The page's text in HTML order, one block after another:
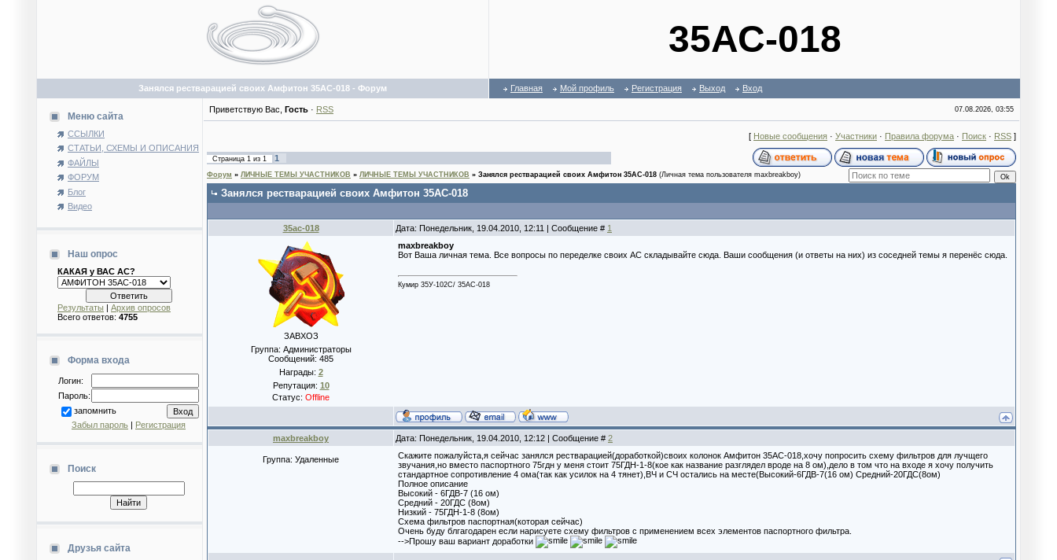
35АС-018
Занялся рестварацией своих Амфитон 35АС-018 - Форум Главная Мой профиль Регистрация Выход Вход
Меню сайта
ССЫЛКИ
СТАТЬИ, СХЕМЫ И ОПИСАНИЯ
ФАЙЛЫ
ФОРУМ
Блог
Видео
Наш опрос
КАКАЯ у ВАС АС?
Результаты | Архив опросов
Всего ответов: 4755
Форма входа
Логин:
Пароль:
запомнить
Забыл пароль | Регистрация
Поиск
Друзья сайта
Приветствую Вас Гость · RSS 07.08.2026, 03:55
[ Новые сообщения · Участники · Правила форума · Поиск · RSS ]
Страница 1 из 1 1
Форум » ЛИЧНЫЕ ТЕМЫ УЧАСТНИКОВ » ЛИЧНЫЕ ТЕМЫ УЧАСТНИКОВ » Занялся рестварацией своих Амфитон 35АС-018 (Личная тема пользователя maxbreakboy)
Занялся рестварацией своих Амфитон 35АС-018
35ac-018 Дата: Понедельник, 19.04.2010, 12:11 | Сообщение # 1
ЗАВХОЗ
Группа: Администраторы
Сообщений: 485
Награды: 2
Репутация: 10
Статус: Offline
maxbreakboy
Вот Ваша личная тема. Все вопросы по переделке своих АС складывайте сюда. Ваши сообщения (и ответы на них) из соседней темы я перенёс сюда.
Кумир 35У-102С/ 35АС-018
maxbreakboy Дата: Понедельник, 19.04.2010, 12:12 | Сообщение # 2
Группа: Удаленные
Скажите пожалуйста,я сейчас занялся рестварацией(доработкой)своих колонок Амфитон 35АС-018,хочу попросить схему фильтров для лучщего
звучания,но вместо паспортного 75гдн у меня стоит 75ГДН-1-8(кое как название разглядел вроде на 8 ом),дело в том что на входе я хочу получить
стандартное сопротивление 4 ома(так как усилок на 4 тянет),ВЧ и СЧ остались на месте(Высокий-6ГДВ-7(16 ом) Средний-20ГДС(8ом)
Полное описание
Высокий - 6ГДВ-7 (16 ом)
Средний - 20ГДС (8ом)
Низкий - 75ГДН-1-8 (8ом)
Схема фильтров паспортная(которая сейчас)
Очень буду блгагодарен если нарисуете схему фильтров с применением всех элементов паспортного фильтра.
-->Прошу ваш вариант доработки